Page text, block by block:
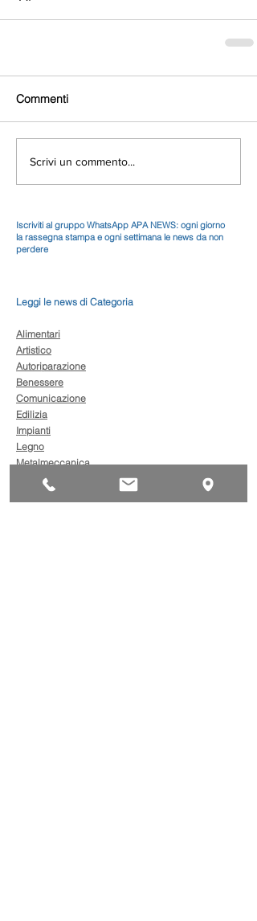
Commenti
Scrivi un commento...
Iscriviti al gruppo WhatsApp APA NEWS: ogni giorno
la rassegna stampa e ogni settimana le news da non
perdere
Leggi le news di Categoria
Alimentari
Artistico
Autoriparazione
Benessere
Comunicazione
Edilizia
Impianti
Legno
Metalmeccanica
Trasporto